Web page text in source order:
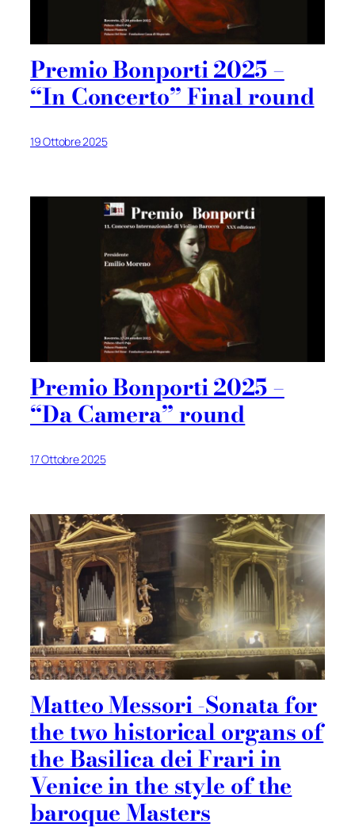
Premio Bonporti 2025 –
“In Concerto” Final round
19 Ottobre 2025
Premio Bonporti 2025 –
“Da Camera” round
17 Ottobre 2025
Matteo Messori -Sonata for
the two historical organs of
the Basilica dei Frari in
Venice in the style of the
baroque Masters